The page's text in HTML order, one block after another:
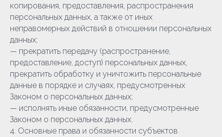
копирования, предоставления, распространения
персональных данных, а также от иных
неправомерных действий в отношении персональных
данных;
— прекратить передачу (распространение,
предоставление, доступ) персональных данных,
прекратить обработку и уничтожить персональные
данные в порядке и случаях, предусмотренных
Законом о персональных данных;
— исполнять иные обязанности, предусмотренные
Законом о персональных данных.
4. Основные права и обязанности субъектов